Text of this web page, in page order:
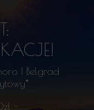
| Belgrad
-